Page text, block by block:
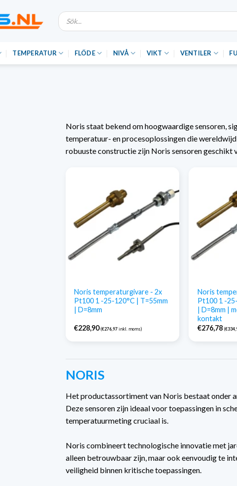
Produktsökning
TEMPERATUR FLÖDE NIVÅ VIKT VENTILER
Noris staat bekend om hoogwaardige sensoren,
temperatuur- en procesoplossingen die
robuuste constructie zijn Noris sensoren geschikt
Noris temperaturgivare - 2x
Pt100 1 -25-120°C | T=55mm
| D=8mm
€228,90 (€276,97inkl. moms)
Noris
Pt100 1 -
| D=8mm |
kontakt
€276,78 (€
NORIS
Het productassortiment van Noris bestaat onder
Deze sensoren zijn ideaal voor toepassingen in
temperatuurmeting cruciaal is.
Noris combineert technologische innovatie met
alleen betrouwbaar zijn, maar ook eenvoudig te
veiligheid binnen kritische toepassingen.